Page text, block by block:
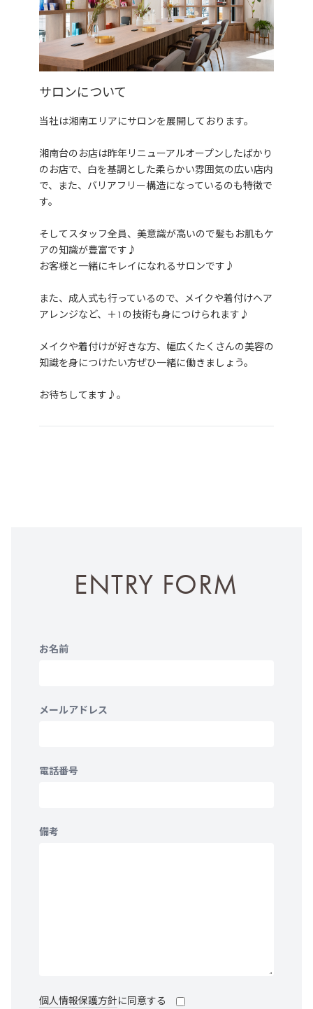
サロンについて
当社は湘南エリアにサロンを展開しております。
湘南台のお店は昨年リニューアルオープンしたばかり
のお店で、白を基調とした柔らかい雰囲気の広い店内
で、また、バリアフリー構造になっているのも特徴で
す。
そしてスタッフ全員、美意識が高いので髪もお肌もケ
アの知識が豊富です♪
お客様と一緒にキレイになれるサロンです♪
また、成人式も行っているので、メイクや着付けヘア
アレンジなど、＋1の技術も身につけられます♪
メイクや着付けが好きな方、幅広くたくさんの美容の
知識を身につけたい方ぜひ一緒に働きましょう。
お待ちしてます♪。
ENTRY FORM
お名前
メールアドレス
電話番号
備考
個人情報保護方針に同意する